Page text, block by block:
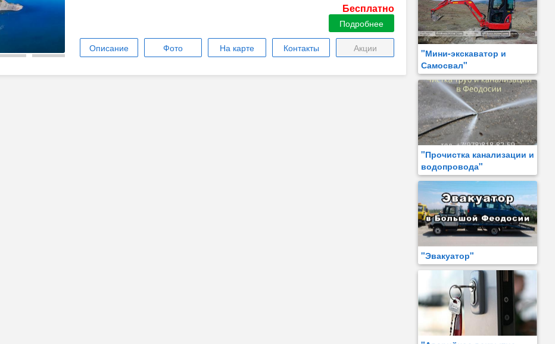
Бесплатно
Подробнее
Описание Фото На карте Контакты Акции
"Мини-экскаватор и
Самосвал"
"Прочистка канализации и
водопровода"
"Эвакуатор"